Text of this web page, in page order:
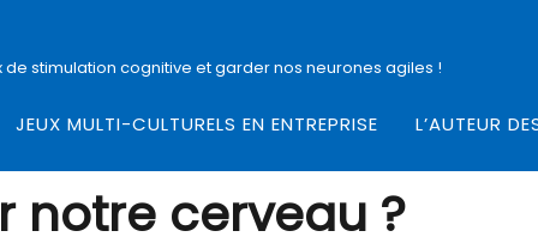
stimulation cognitive et garder nos neurones agiles !
JEUX MULTI-CULTURELS EN ENTREPRISE L’AUTEUR
notre cerveau ?